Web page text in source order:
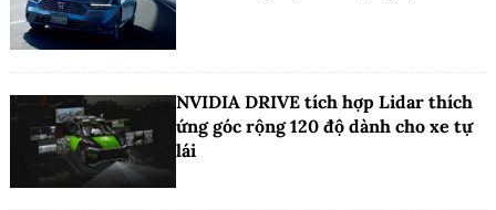
NVIDIA DRIVE tích hợp Lidar thích
ứng góc rộng 120 độ dành cho xe tự
lái